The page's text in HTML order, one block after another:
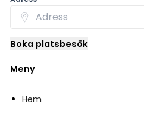
Boka platsbesök
Meny
Hem